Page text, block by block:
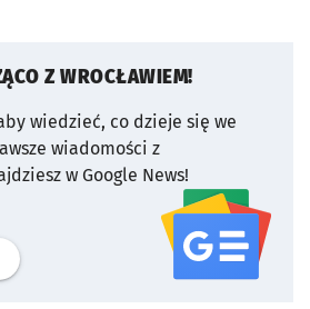
Z WROCŁAWIEM!
wiedzieć, co dzieje się we
wiadomości z
w Google News!
serwisu